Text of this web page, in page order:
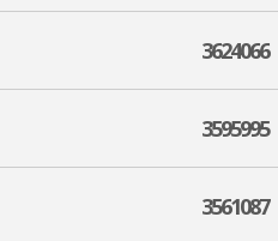
3624066
3595995
3561087